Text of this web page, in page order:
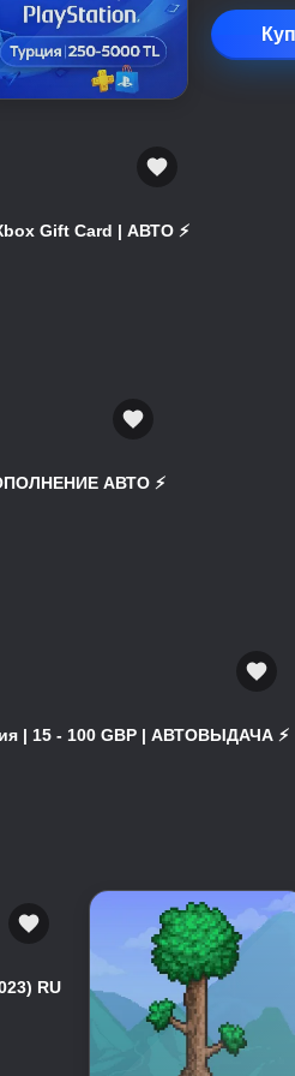
Gift Card | АВТО ⚡
АВТО ⚡
| 15 - 100 GBP | АВТОВЫДАЧА ⚡️
RU